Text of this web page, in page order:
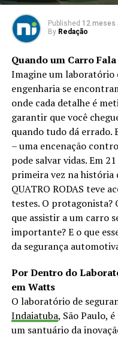
Published 12 meses
By Redação
Quando um Carro
Imagine um laboratório
engenharia se
onde cada detalhe é
garantir que você
quando tudo dá errado.
– uma encenação
pode salvar vidas. Em
primeira vez na história
QUATRO RODAS teve
testes. O protagonista?
que assistir a um carro
importante? E o que
da segurança
Por Dentro do
em Watts
O laboratório de
Indaiatuba, São Paulo,
um santuário da